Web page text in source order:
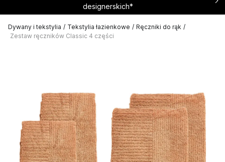
designerskich*
Dywany i tekstylia / Tekstylia łazienkowe / Ręczniki do rąk /
Zestaw ręczników Classic 4 części